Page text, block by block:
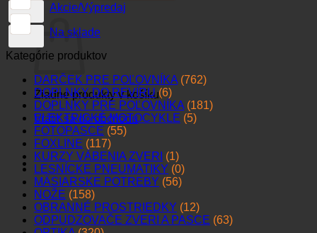
Košík
Žiadne produkty v košíku.
Vrátiť sa do obchodu
Akcie/Výpredaj
Na sklade
Kategórie produktov
DARČEK PRE POĽOVNÍKA (762)
DOPLNKY DO REVÍRU (6)
DOPLNKY PRE POĽOVNÍKA (181)
ELEKTRICKÉ MOTOCYKLE (5)
FOTOPASCE (55)
FOXLINE (117)
KURZY VÁBENIA ZVERI (1)
LESNÍCKE PNEUMATIKY (0)
MÄSIARSKE POTREBY (56)
NOŽE (158)
OBRANNÉ PROSTRIEDKY (12)
ODPUDZOVAČE ZVERI A PASCE (63)